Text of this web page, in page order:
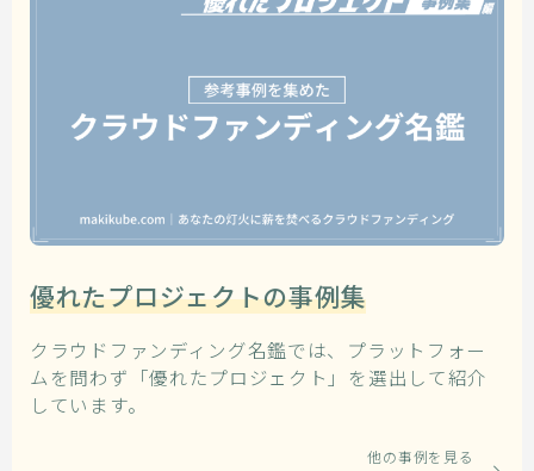
優れたプロジェクトの事例集
クラウドファンディング名鑑では、プラットフォー
ムを問わず「優れたプロジェクト」を選出して紹介
しています。
他の事例を見る